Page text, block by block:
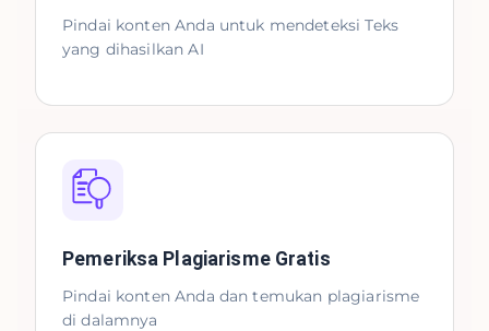
Pindai konten Anda untuk mendeteksi Teks
yang dihasilkan AI
Pemeriksa Plagiarisme Gratis
Pindai konten Anda dan temukan plagiarisme
di dalamnya